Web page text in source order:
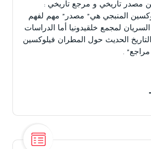
مصدر تاريخي و مرجع تاريخي :
المنبجي هي” مصدر” مهم لفهم
لمجمع خلقيدونيا أما الدراسات
الحديث حول المطران فيلوكسين
.